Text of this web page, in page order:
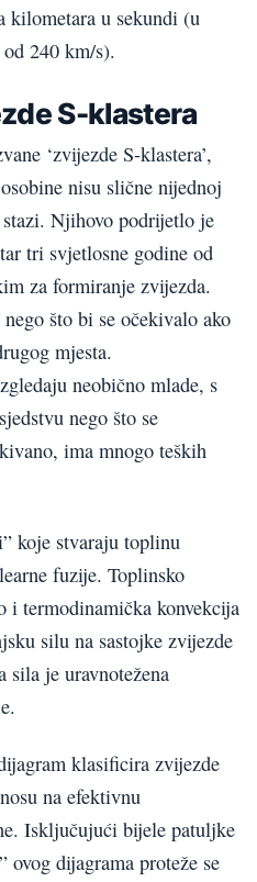
kilometara u sekundi (u
240 km/s).
S-klastera
‘zvijezde S-klastera’,
nisu slične nijednoj
Njihovo podrijetlo je
tri svjetlosne godine od
za formiranje zvijezda.
što bi se očekivalo ako
mjesta.
neobično mlade, s
nego što se
ima mnogo teških
koje stvaraju toplinu
fuzije. Toplinsko
i termodinamička konvekcija
silu na sastojke zvijezde
je uravnotežena
klasificira zvijezde
na efektivnu
Isključujući bijele patuljke
ovog dijagrama proteže se